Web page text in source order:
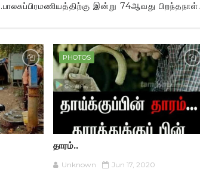
இன்று 74ஆவது பிறந்தநாள்.
PHOTOS
தாரம்..
Unknown Jun 17, 2020